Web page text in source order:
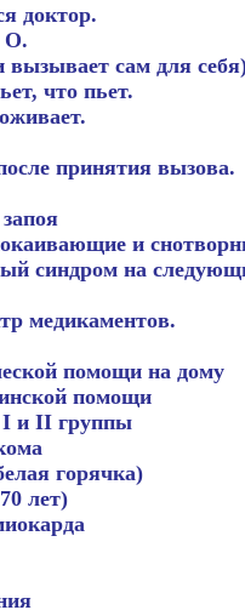
доктор.
О.
вызывает сам для
что пьет.
принятия вызова.
и
синдром на
медикаментов.
помощи на дому
помощи
I и II группы
горячка)
лет)